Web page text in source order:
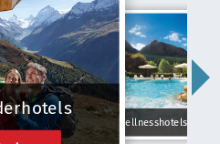
Wellnesshotels